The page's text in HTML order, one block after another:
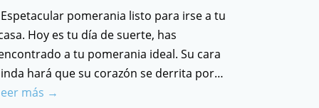
pomerania listo para irse a tu
Hoy es tu día de suerte, has
a tu pomerania ideal. Su cara
hará que su corazón se derrita por…
más →